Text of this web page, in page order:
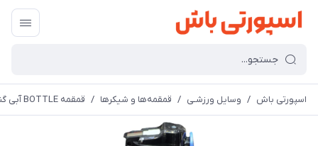
اسپورتی باش / وسایل ورزشـی / قمقمه‌ها و شیکرها / قمقمه BOTTLE آبی گنجایش ۰.۹ لیتر